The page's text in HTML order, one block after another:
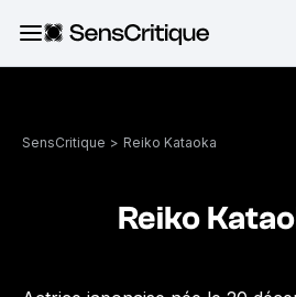
SensCritique > Reiko Kataoka
Reiko